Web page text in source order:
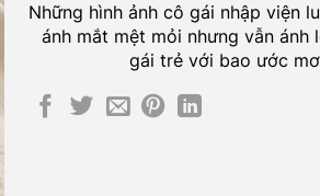
Những hình ảnh cô gái nhập viện
ánh mắt mệt mỏi nhưng vẫn
gái trẻ với bao ước